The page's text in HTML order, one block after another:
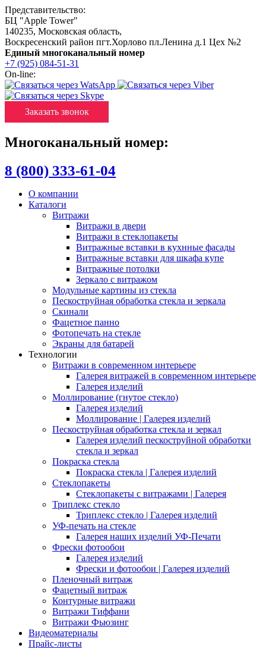
Представительство:
БЦ "Apple Tower"
140235, Московская область,
Воскресенский район пгт.Хорлово пл.Ленина д.1 Цех №2
Единый многоканальный номер
+7 (925) 084-51-31
On-line:
Заказать звонок
Многоканальный номер:
8 (800) 333-61-04
О компании
Каталоги
Витражи
Витражи в двери
Витражи в стеклопакеты
Витражные вставки в кухнные фасады
Витражные вставки для шкафа купе
Витражные потолки
Зеркало с витражом
Модульные картины из стекла
Пескоструйная обработка стекла и зеркала
Скинали
Фацетное панно
Фотопечать на стекле
Экраны для батарей
Технологии
Витражи в современном интерьере
Галерея витражей в современном интерьере
Галерея изделий
Моллирование (гнутое стекло)
Галерея изделий
Моллирование | Галерея изделий
Пескоструйная обработка стекла и зеркал
Галерея изделий пескоструйной обработки
стекла и зеркал
Покраска стекла
Покраска стекла | Галерея изделий
Стеклопакеты
Стеклопакеты с витражами | Галерея
Триплекс стекло
Триплекс стекло | Галерея изделий
УФ-печать на стекле
Галерея наших изделий УФ-Печати
Фрески фотообои
Галерея изделий
Фрески и фотообои | Галерея изделий
Пленочный витраж
Фацетный витраж
Контурные витражи
Витражи Тиффани
Витражи Фьюзинг
Видеоматериалы
Прайс-листы